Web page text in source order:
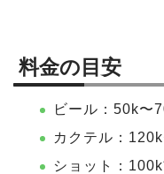
料金の目安
ビール：50k〜
カクテル：
ショット：